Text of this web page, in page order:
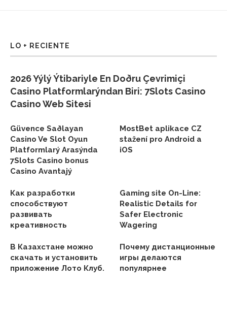
LO + RECIENTE
2026 Yýlý Ýtibariyle En Doðru Çevrimiçi
Casino Platformlarýndan Biri: 7Slots Casino
Casino Web Sitesi
Güvence Saðlayan
Casino Ve Slot Oyun
Platformlarý Arasýnda
7Slots Casino bonus
Casino Avantajý
MostBet aplikace CZ
stažení pro Android a
iOS
Как разработки
способствуют
развивать
креативность
Gaming site On-Line:
Realistic Details for
Safer Electronic
Wagering
В Казахстане можно
скачать и установить
приложение Лото Клуб.
Почему дистанционные
игры делаются
популярнее